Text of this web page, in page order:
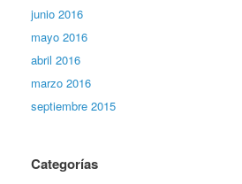
junio 2016
mayo 2016
abril 2016
marzo 2016
septiembre 2015
Categorías